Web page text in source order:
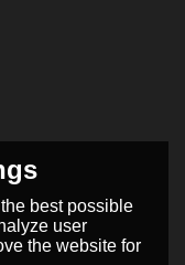
best possible
user
the website for